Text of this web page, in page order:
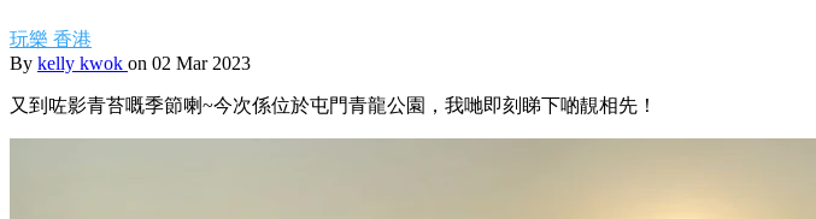
玩樂 香港
By kelly kwok on 02 Mar 2023
又到咗影青苔嘅季節喇~今次係位於屯門青龍公園，我哋即刻睇下啲靚相先！